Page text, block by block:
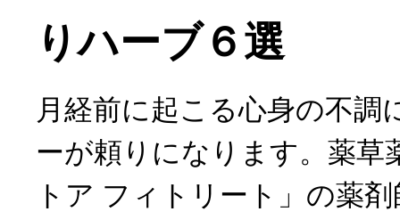
りハーブ６選
月経前に起こる心身の不調
ーが頼りになります。薬草
トア フィトリート」の薬